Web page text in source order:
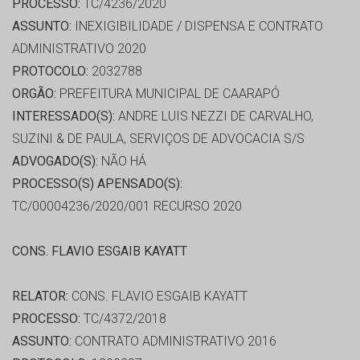
PROCESSO: TC/4236/2020
ASSUNTO: INEXIGIBILIDADE / DISPENSA E CONTRATO
ADMINISTRATIVO 2020
PROTOCOLO: 2032788
ORGÃO: PREFEITURA MUNICIPAL DE CAARAPÓ
INTERESSADO(S): ANDRE LUIS NEZZI DE CARVALHO,
SUZINI & DE PAULA, SERVIÇOS DE ADVOCACIA S/S
ADVOGADO(S): NÃO HÁ
PROCESSO(S) APENSADO(S):
TC/00004236/2020/001 RECURSO 2020
CONS. FLAVIO ESGAIB KAYATT
RELATOR: CONS. FLAVIO ESGAIB KAYATT
PROCESSO: TC/4372/2018
ASSUNTO: CONTRATO ADMINISTRATIVO 2016